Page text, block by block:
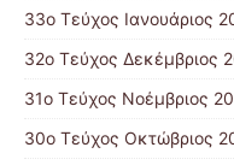
33ο Τεύχος Ιανουάριος
32ο Τεύχος Δεκέμβριος
31ο Τεύχος Νοέμβριος
30ο Τεύχος Οκτώβριος